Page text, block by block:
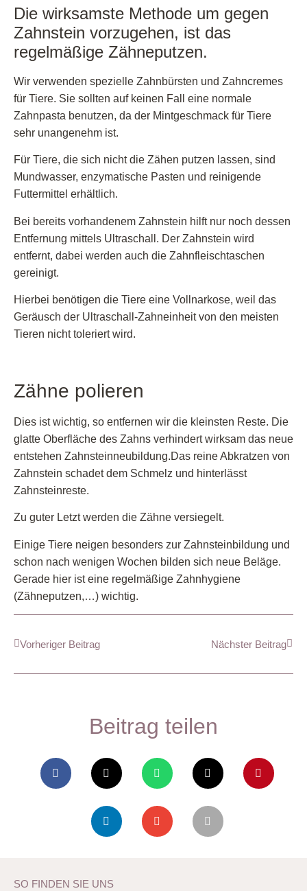
Die wirksamste Methode um gegen
Zahnstein vorzugehen, ist das
regelmäßige Zähneputzen.
Wir verwenden spezielle Zahnbürsten und Zahncremes
für Tiere. Sie sollten auf keinen Fall eine normale
Zahnpasta benutzen, da der Mintgeschmack für Tiere
sehr unangenehm ist.
Für Tiere, die sich nicht die Zähen putzen lassen, sind
Mundwasser, enzymatische Pasten und reinigende
Futtermittel erhältlich.
Bei bereits vorhandenem Zahnstein hilft nur noch dessen
Entfernung mittels Ultraschall. Der Zahnstein wird
entfernt, dabei werden auch die Zahnfleischtaschen
gereinigt.
Hierbei benötigen die Tiere eine Vollnarkose, weil das
Geräusch der Ultraschall-Zahneinheit von den meisten
Tieren nicht toleriert wird.
Zähne polieren
Dies ist wichtig, so entfernen wir die kleinsten Reste. Die
glatte Oberfläche des Zahns verhindert wirksam das neue
entstehen Zahnsteinneubildung.Das reine Abkratzen von
Zahnstein schadet dem Schmelz und hinterlässt
Zahnsteinreste.
Zu guter Letzt werden die Zähne versiegelt.
Einige Tiere neigen besonders zur Zahnsteinbildung und
schon nach wenigen Wochen bilden sich neue Beläge.
Gerade hier ist eine regelmäßige Zahnhygiene
(Zähneputzen,…) wichtig.
Vorheriger Beitrag Nächster Beitrag
Beitrag teilen
SO FINDEN SIE UNS